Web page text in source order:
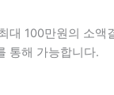
대 100만원의 소액
통해 가능합니다.